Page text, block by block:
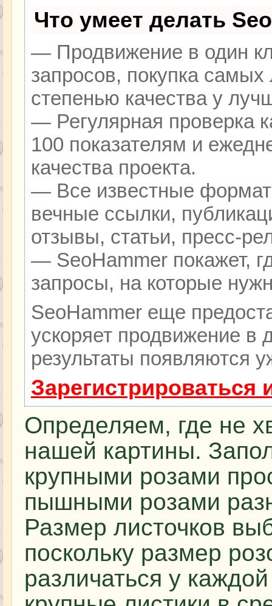
Что умеет делать
— Продвижение в один
запросов, покупка
степенью качества у
— Регулярная проверка
100 показателям и
качества проекта.
— Все известные
вечные ссылки,
отзывы, статьи, пресс-
— SeoHammer покажет,
запросы, на которые
SeoHammer еще
ускоряет продвижение в
результаты появляются
Определяем, где не
нашей картины.
крупными розами
пышными розами
Размер листочков
поскольку размер
различаться у